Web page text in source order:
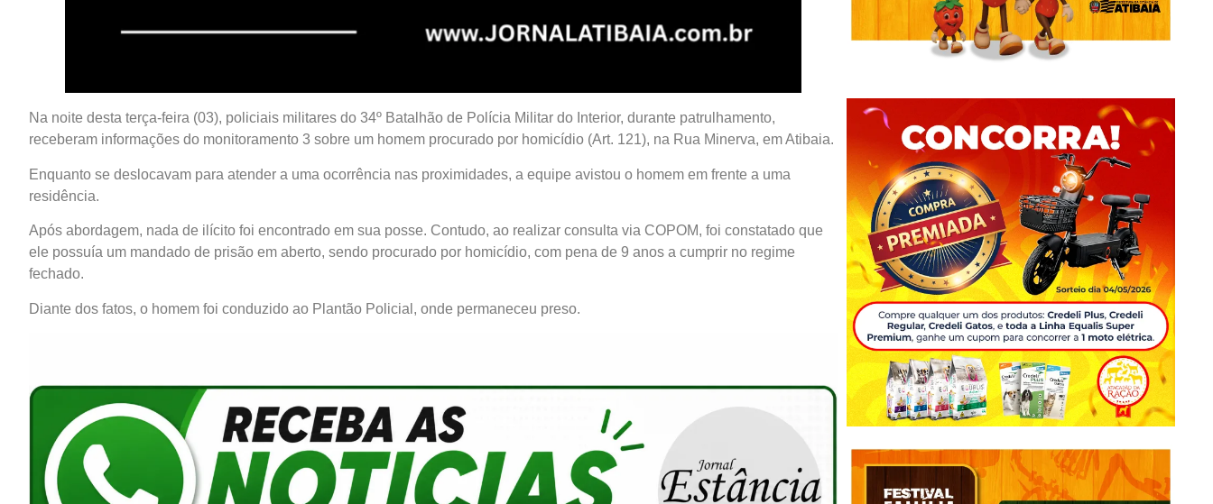
Na noite desta terça-feira (03), policiais militares do 34º Batalhão de Polícia Militar do Interior, durante patrulhamento,
receberam informações do monitoramento 3 sobre um homem procurado por homicídio (Art. 121), na Rua Minerva, em Atibaia.
Enquanto se deslocavam para atender a uma ocorrência nas proximidades, a equipe avistou o homem em frente a uma
residência.
Após abordagem, nada de ilícito foi encontrado em sua posse. Contudo, ao realizar consulta via COPOM, foi constatado que
ele possuía um mandado de prisão em aberto, sendo procurado por homicídio, com pena de 9 anos a cumprir no regime
fechado.
Diante dos fatos, o homem foi conduzido ao Plantão Policial, onde permaneceu preso.